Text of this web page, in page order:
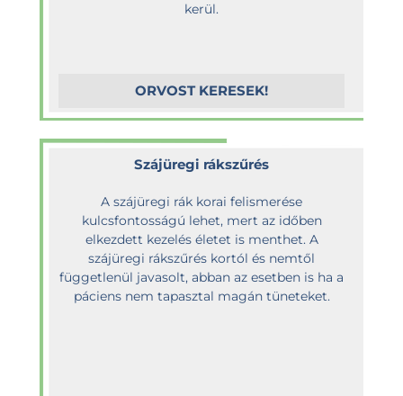
kerül.
ORVOST KERESEK!
Szájüregi rákszűrés
A szájüregi rák korai felismerése
kulcsfontosságú lehet, mert az időben
elkezdett kezelés életet is menthet. A
szájüregi rákszűrés kortól és nemtől
függetlenül javasolt, abban az esetben is ha a
páciens nem tapasztal magán tüneteket.